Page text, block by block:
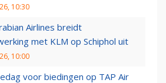
10:30
Airlines breidt
met KLM op Schiphol uit
10:00
voor biedingen op TAP Air